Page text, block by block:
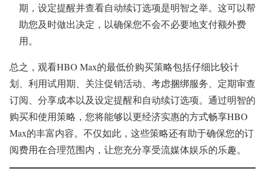
期，设定提醒并查看自动续订选项是明智之举。这可以帮
助您及时做出决定，以确保您不会不必要地支付额外费
用。
总之，观看HBO Max的最低价购买策略包括仔细比较计
划、利用试用期、关注促销活动、考虑捆绑服务、定期审查
订阅、分享成本以及设定提醒和自动续订选项。通过明智的
购买和使用策略，您将能够以更经济实惠的方式畅享HBO
Max的丰富内容。不仅如此，这些策略还有助于确保您的订
阅费用在合理范围内，让您充分享受流媒体娱乐的乐趣。